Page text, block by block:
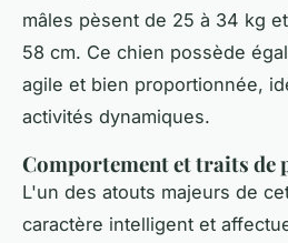
mâles pèsent de 25 à 34 kg
58 cm. Ce chien possède
agile et bien proportionnée,
activités dynamiques.
Comportement et traits de
L'un des atouts majeurs de
caractère intelligent et